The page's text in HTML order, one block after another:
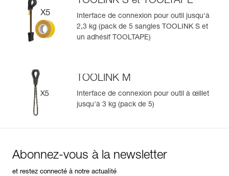
Interface de connexion pour outil jusqu'à
2,3 kg (pack de 5 sangles TOOLINK S et
un adhésif TOOLTAPE)
TOOLINK M
Interface de connexion pour outil à œillet
jusqu'à 3 kg (pack de 5)
Abonnez-vous à la newsletter
et restez connecté à notre actualité